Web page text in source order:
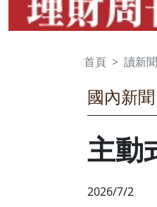
首頁 讀新聞
國內新聞
主動
2026/7/2